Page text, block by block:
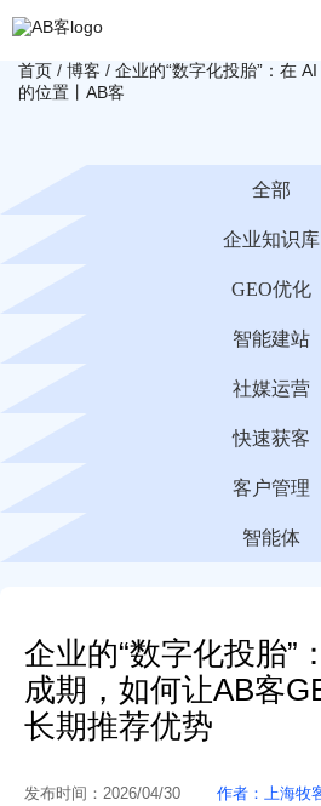
首页 / 博客 / 企业的“数字化投胎”：在
的位置丨AB客
全部
企业知识库
GEO优化
智能建站
社媒运营
快速获客
客户管理
智能体
企业的“数字化投胎”
成期，如何让AB客
长期推荐优势
发布时间： 2026/04/30 作者： 上海牧